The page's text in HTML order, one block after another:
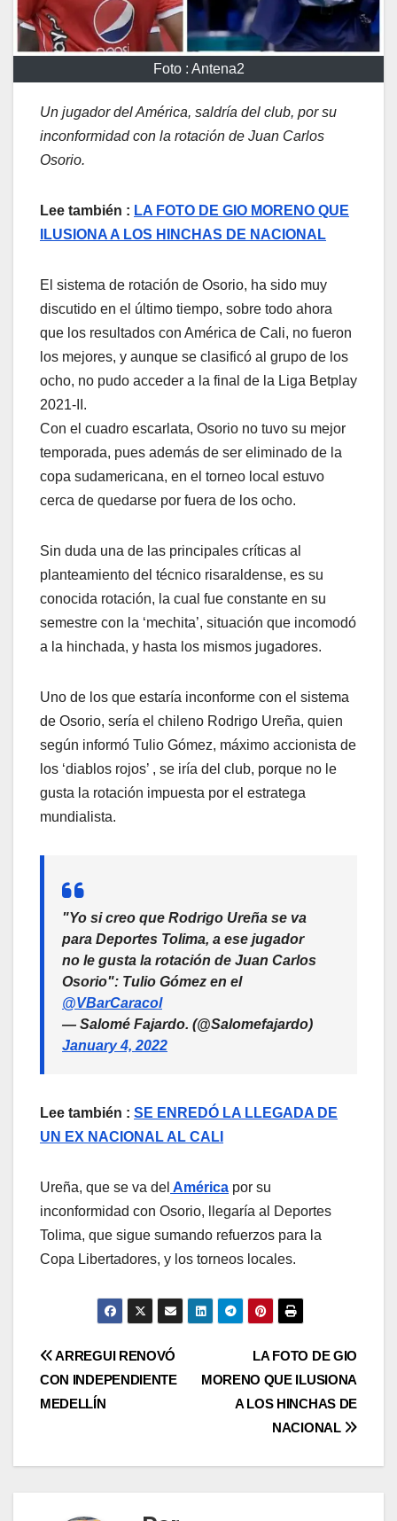
Foto : Antena2
Un jugador del América, saldría del club, por su
inconformidad con la rotación de Juan Carlos
Osorio.
Lee también : LA FOTO DE GIO MORENO QUE
ILUSIONA A LOS HINCHAS DE NACIONAL
El sistema de rotación de Osorio, ha sido muy
discutido en el último tiempo, sobre todo ahora
que los resultados con América de Cali, no fueron
los mejores, y aunque se clasificó al grupo de los
ocho, no pudo acceder a la final de la Liga Betplay
2021-II.
Con el cuadro escarlata, Osorio no tuvo su mejor
temporada, pues además de ser eliminado de la
copa sudamericana, en el torneo local estuvo
cerca de quedarse por fuera de los ocho.
Sin duda una de las principales críticas al
planteamiento del técnico risaraldense, es su
conocida rotación, la cual fue constante en su
semestre con la ‘mechita’, situación que incomodó
a la hinchada, y hasta los mismos jugadores.
Uno de los que estaría inconforme con el sistema
de Osorio, sería el chileno Rodrigo Ureña, quien
según informó Tulio Gómez, máximo accionista de
los ‘diablos rojos’ , se iría del club, porque no le
gusta la rotación impuesta por el estratega
mundialista.
"Yo si creo que Rodrigo Ureña se va
para Deportes Tolima, a ese jugador
no le gusta la rotación de Juan Carlos
Osorio": Tulio Gómez en el
@VBarCaracol
— Salomé Fajardo. (@Salomefajardo)
January 4, 2022
Lee también : SE ENREDÓ LA LLEGADA DE
UN EX NACIONAL AL CALI
Ureña, que se va del América por su
inconformidad con Osorio, llegaría al Deportes
Tolima, que sigue sumando refuerzos para la
Copa Libertadores, y los torneos locales.
LA FOTO DE GIO
MORENO QUE ILUSIONA
A LOS HINCHAS DE
NACIONAL
ARREGUI RENOVÓ
CON INDEPENDIENTE
MEDELLÍN